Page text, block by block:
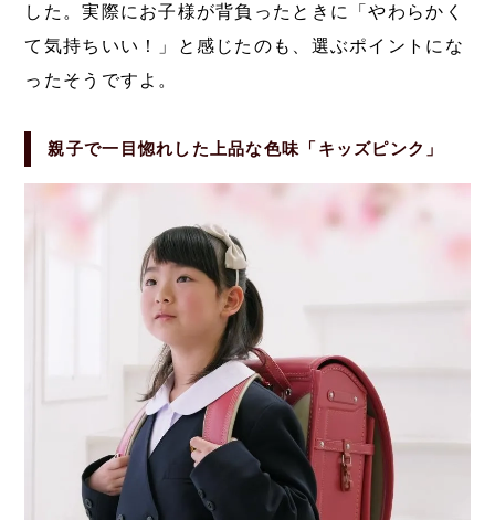
した。実際にお子様が背負ったときに「やわらかく
て気持ちいい！」と感じたのも、選ぶポイントにな
ったそうですよ。
親子で一目惚れした上品な色味「キッズピンク」